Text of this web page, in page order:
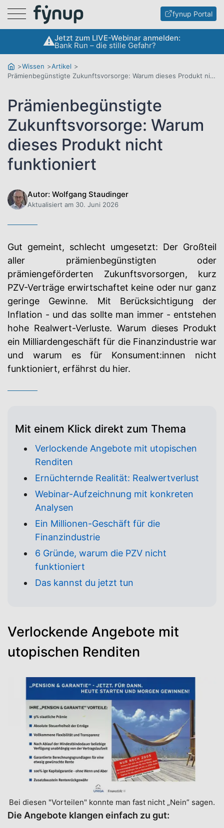
Menu fynup Portal
Jetzt zum LIVE-Webinar anmelden:
Bank Run – die stille Gefahr?
Wissen
Artikel
Prämienbegünstigte Zukunftsvorsorge: Warum dieses Produkt nicht funktioniert
Prämienbegünstigte
Zukunftsvorsorge: Warum
dieses Produkt nicht
funktioniert
Autor: Wolfgang Staudinger
Aktualisiert am 30. Juni 2026
Gut gemeint, schlecht umgesetzt: Der Großteil
aller prämienbegünstigten oder
prämiengeförderten Zukunftsvorsorgen, kurz
PZV-Verträge erwirtschaftet keine oder nur ganz
geringe Gewinne. Mit Berücksichtigung der
Inflation - und das sollte man immer - entstehen
hohe Realwert-Verluste. Warum dieses Produkt
ein Milliardengeschäft für die Finanzindustrie war
und warum es für Konsument:innen nicht
funktioniert, erfährst du hier.
Mit einem Klick direkt zum Thema
Verlockende Angebote mit utopischen
Renditen
Ernüchternde Realität: Realwertverlust
Webinar-Aufzeichnung mit konkreten
Analysen
Ein Millionen-Geschäft für die
Finanzindustrie
6 Gründe, warum die PZV nicht
funktioniert
Das kannst du jetzt tun
Verlockende Angebote mit
utopischen Renditen
Bei diesen "Vorteilen" konnte man fast nicht „Nein” sagen.
Die Angebote klangen einfach zu gut: